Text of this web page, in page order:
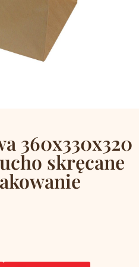
360x330x320
skręcane